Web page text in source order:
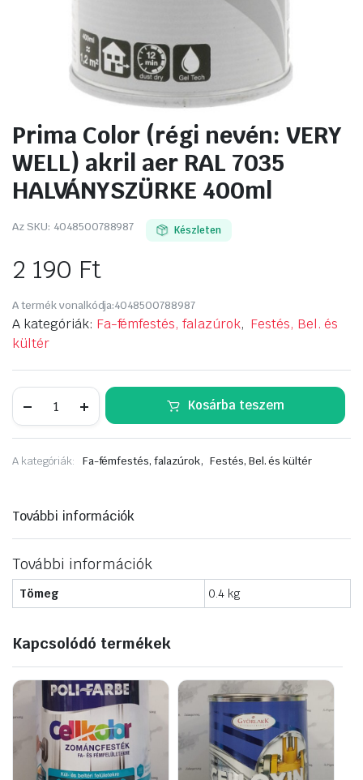
Prima Color (régi nevén: VERY
WELL) akril aer RAL 7035
HALVÁNYSZÜRKE 400ml
Az SKU: 4048500788987 Készleten
2 190 Ft
A termék vonalkódja:4048500788987
A kategóriák: Fa-fémfestés, falazúrok, Festés, Bel. és
kültér
Color
nevén:
WELL)
7035
mennyiség
Kosárba teszem
A kategóriák: Fa-fémfestés, falazúrok, Festés, Bel. és kültér
További információk
További információk
Tömeg 0.4 kg
Kapcsolódó termékek